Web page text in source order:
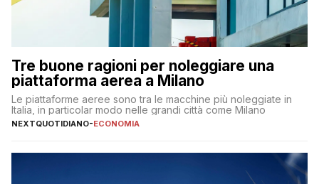
Tre buone ragioni per noleggiare una
piattaforma aerea a Milano
Le piattaforme aeree sono tra le macchine più noleggiate in
Italia, in particolar modo nelle grandi città come Milano
NEXTQUOTIDIANO-ECONOMIA